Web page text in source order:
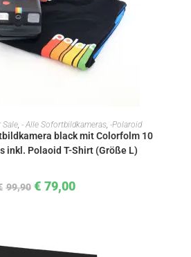
DEN WARENKORB
Sale, - Alle Sofortbildkameras, -Polaroid
black mit Colorfolm 10
inkl. Polaoid T-Shirt (Größe L)
99,90 € 79,00